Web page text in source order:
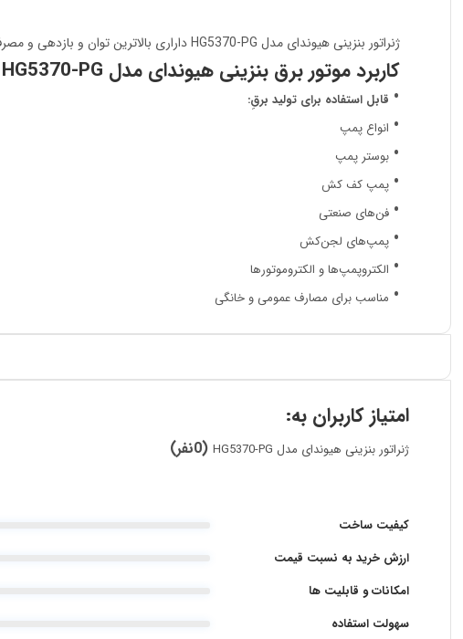
ژنراتور بنزینی هیوندای مدل HG5370-PG داراری بالاترین توان و بازدهی و مصرف کم در میان هم رده های خود می‌باشد.
کاربرد موتور برق بنزینی هیوندای مدل HG5370-PG :
قابل استفاده برای تولید برقِ:
انواع پمپ
بوستر پمپ
پمپ کف کش
فن‌های صنعتی
پمپ‌های لجن‌کش
الکتروپمپ‌ها و الکتروموتورها
مناسب برای مصارف عمومی و خانگی
امتیاز کاربران به:
ژنراتور بنزینی هیوندای مدل HG5370-PG (0نفر)
کیفیت ساخت
ارزش خرید به نسبت قیمت
امکانات و قابلیت ها
سهولت استفاده